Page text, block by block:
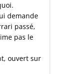
demande
passé,
pas le
ouvert sur